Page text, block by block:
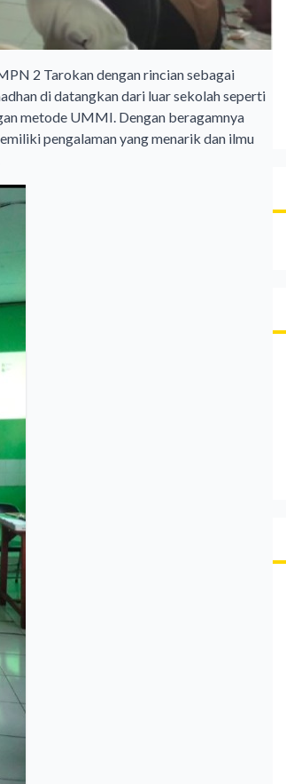
2 Tarokan dengan rincian sebagai
di datangkan dari luar sekolah seperti
metode UMMI. Dengan beragamnya
pengalaman yang menarik dan ilmu